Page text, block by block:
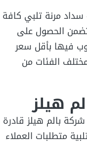
مرنة تلبي كافة
الحصول على
فيها بأقل سعر
الفئات من
هيلز
بالم هيلز قادرة
متطلبات العملاء